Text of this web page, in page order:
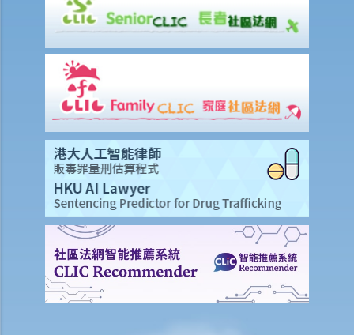
我在工作時因遇到意外而受傷及導致傷殘，我或我的家人可獲哪些賠
除上述的賠償外，我可否就工傷而獲得其他賠償（例如醫藥費）？
工傷或有關意外之報告
僱主向勞工處報告與工作有關的意外之時限是多久？
僱員可否向勞工處報告與工作有關的意外？
其他有關工傷的事項
如何安排支付工傷賠償？
若然我不能與僱主和平地解決工傷賠償問題，將案件呈交法院的時限是
多久？
若然我對條例所給予的補償感到不滿，或者我認為僱主忽略了應有的安
全措施，我可否進一步提出申索？